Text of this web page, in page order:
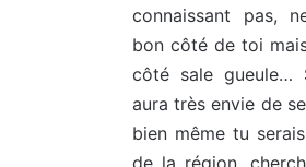
connaissant pas,
bon côté de toi
côté sale gueule…
aura très envie de
bien même tu